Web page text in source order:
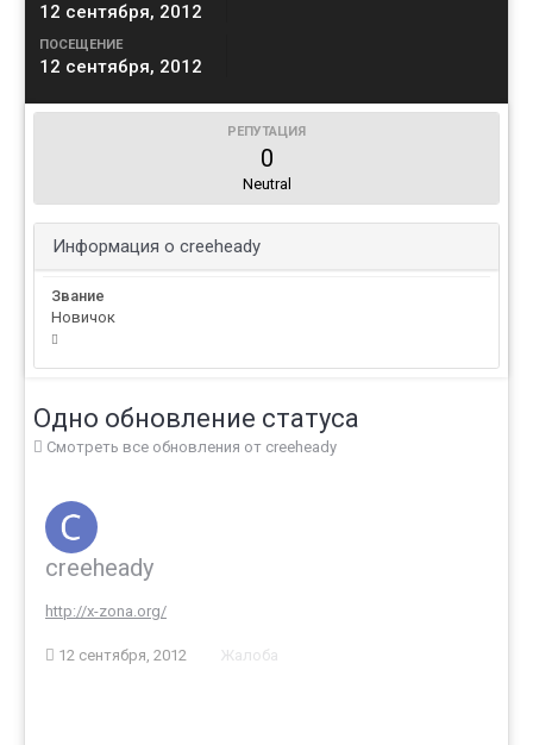
12 сентября, 2012
ПОСЕЩЕНИЕ
12 сентября, 2012
РЕПУТАЦИЯ
0
Neutral
Информация о creeheady
Звание
Новичок
Одно обновление статуса
Смотреть все обновления от creeheady
creeheady
http://x-zona.org/
12 сентября, 2012 Жалоба